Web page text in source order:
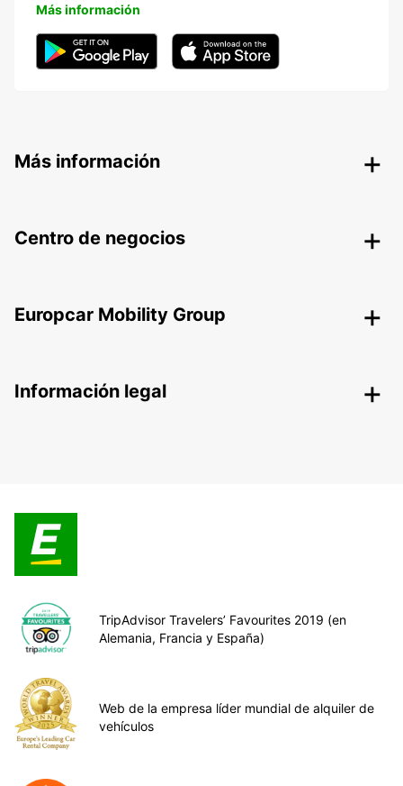
Más información
Más información
Centro de negocios
Europcar Mobility Group
Información legal
TripAdvisor Travelers’ Favourites 2019 (en
Alemania, Francia y España)
Web de la empresa líder mundial de alquiler de
vehículos